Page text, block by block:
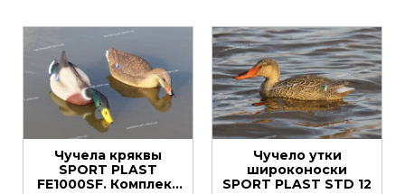
Чучела кряквы
SPORT PLAST
FE1000SF. Комплект
Чучело утки
широконоски
SPORT PLAST STD 12